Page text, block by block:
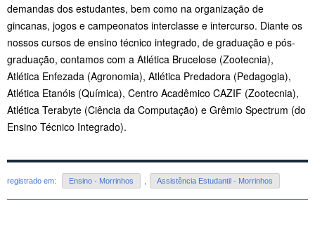
demandas dos estudantes, bem como na organização de
gincanas, jogos e campeonatos interclasse e intercurso. Diante os
nossos cursos de ensino técnico integrado, de graduação e pós-
graduação, contamos com a Atlética Brucelose (Zootecnia),
Atlética Enfezada (Agronomia), Atlética Predadora (Pedagogia),
Atlética Etanóis (Química), Centro Acadêmico CAZIF (Zootecnia),
Atlética Terabyte (Ciência da Computação) e Grêmio Spectrum (do
Ensino Técnico Integrado).
registrado em: Ensino - Morrinhos Assistência Estudantil - Morrinhos